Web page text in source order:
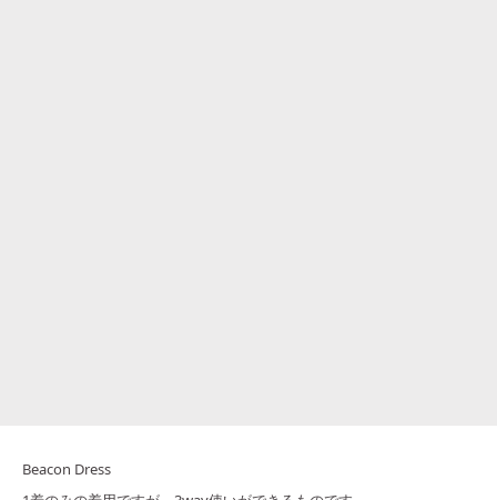
Beacon Dress